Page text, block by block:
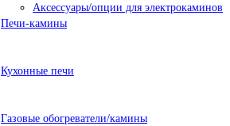
Аксессуары/опции для электрокаминов
Печи-камины
Кухонные печи
Газовые обогреватели/камины